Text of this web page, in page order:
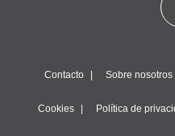
Contacto Sobre nosotros
Cookies Política de